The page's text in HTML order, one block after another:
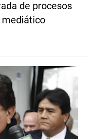
de procesos
mediático